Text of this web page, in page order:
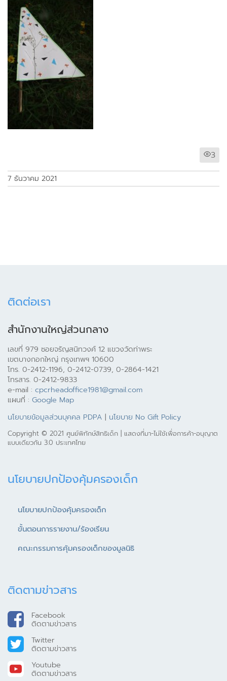
3
7 ธันวาคม 2021
ติดต่อเรา
สำนักงานใหญ่ส่วนกลาง
เลขที่ 979 ซอยจรัญสนิทวงศ์ 12 แขวงวัดท่าพระ
เขตบางกอกใหญ่ กรุงเทพฯ 10600
โทร. 0-2412-1196, 0-2412-0739, 0-2864-1421
โทรสาร. 0-2412-9833
e-mail : cpcrheadoffice1981@gmail.com
แผนที่ : Google Map
นโยบายข้อมูลส่วนบุคคล PDPA | นโยบาย No Gift Policy
Copyright © 2021 ศูนย์พิทักษ์สิทธิเด็ก | แสดงที่มา-ไม่ใช้เพื่อการค้า-อนุญาต
แบบเดียวกัน 3.0 ประเทศไทย
นโยบายปกป้องคุ้มครองเด็ก
นโยบายปกป้องคุ้มครองเด็ก
ขั้นตอนการรายงาน/ร้องเรียน
คณะกรรมการคุ้มครองเด็กของมูลนิธิ
ติดตามข่าวสาร
Facebook
ติดตามข่าวสาร
Twitter
ติดตามข่าวสาร
Youtube
ติดตามข่าวสาร